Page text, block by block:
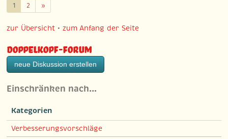
1 2 »Weiter
zur Übersicht •zum Anfang der Seite
Doppelkopf-Forum
neue Diskussion erstellen
Einschränken nach…
Kategorien
Verbesserungsvorschläge